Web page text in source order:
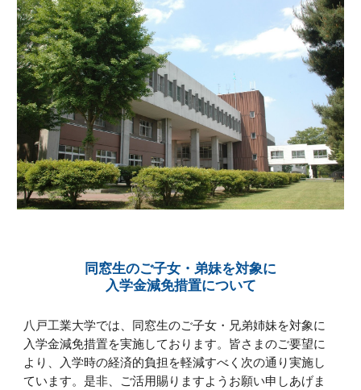
同窓生のご子女・弟妹を対象に
入学金減免措置について
八戸工業大学では、同窓生のご子女・兄弟姉妹を対象に
入学金減免措置を実施しております。皆さまのご要望に
より、入学時の経済的負担を軽減すべく次の通り実施し
ています。是非、ご活用賜りますようお願い申しあげま